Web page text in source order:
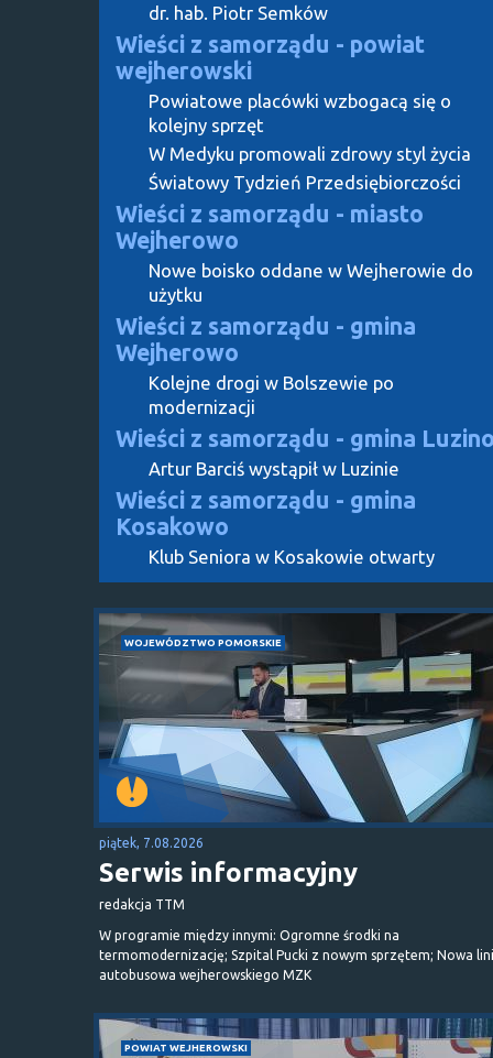
dr. hab. Piotr Semków
Wieści z samorządu - powiat
wejherowski
Powiatowe placówki wzbogacą się o
kolejny sprzęt
W Medyku promowali zdrowy styl życia
Światowy Tydzień Przedsiębiorczości
Wieści z samorządu - miasto
Wejherowo
Nowe boisko oddane w Wejherowie do
użytku
Wieści z samorządu - gmina
Wejherowo
Kolejne drogi w Bolszewie po
modernizacji
Wieści z samorządu - gmina
Artur Barciś wystąpił w Luzinie
Wieści z samorządu - gmina
Kosakowo
Klub Seniora w Kosakowie otwarty
WOJEWÓDZTWO POMORSKIE
piątek, 7.08.2026
Serwis informacyjny
redakcja TTM
W programie między innymi: Ogromne środki na
termomodernizację; Szpital Pucki z nowym sprzętem; Nowa
autobusowa wejherowskiego MZK
POWIAT WEJHEROWSKI